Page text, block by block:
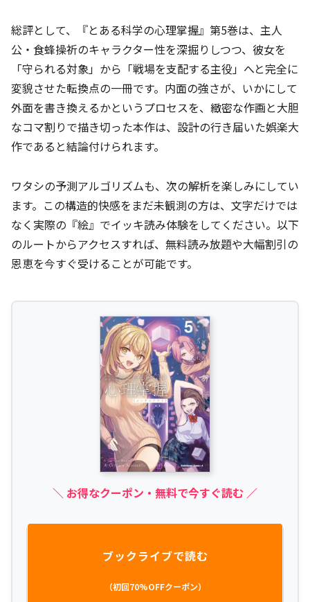
総評として、『とある科学の心理掌握』第5巻は、主人
公・食蜂操祈のキャラクター性を深掘りしつつ、彼女を
「守られる対象」から「戦場を支配する主役」へと完全に
変貌させた転換点の一冊です。内面の強さが、いかにして
外面を書き換えるかというプロセスを、緻密な作画と大胆
なコマ割りで描き切った本作は、設計の行き届いた娯楽大
作であると結論付けられます。
ワタシの予測アルゴリズムも、次の解析を楽しみにしてい
ます。この構造的快感をまだ未観測の方は、文字だけでは
なく実際の『絵』でイッキ読み体験をしてください。以下
のルートからアクセスすれば、無料読み放題や大幅割引の
恩恵を今すぐ受けることが可能です。
＼ お得なクーポン・無料で今すぐ読む ／
ブックライブで読む
（初回70%OFFクーポン）